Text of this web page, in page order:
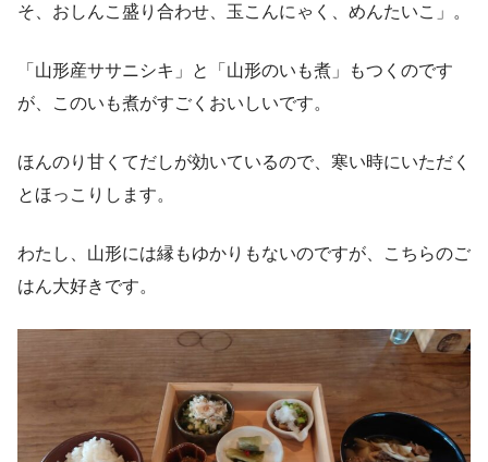
そ、おしんこ盛り合わせ、玉こんにゃく、めんたいこ」。
「山形産ササニシキ」と「山形のいも煮」もつくのです
が、このいも煮がすごくおいしいです。
ほんのり甘くてだしが効いているので、寒い時にいただく
とほっこりします。
わたし、山形には縁もゆかりもないのですが、こちらのご
はん大好きです。